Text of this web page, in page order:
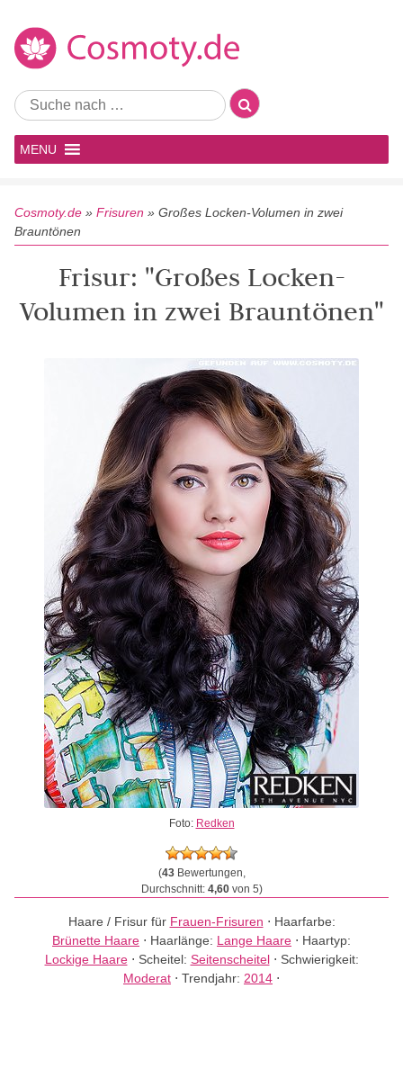
MENU
Cosmoty.de » Frisuren » Großes Locken-Volumen in zwei
Brauntönen
Frisur: "Großes Locken-
Volumen in zwei Brauntönen"
Foto: Redken
(43Bewertungen,
Durchschnitt: 4,60von 5)
Haare / Frisur für Frauen-Frisuren ⋅ Haarfarbe:
Brünette Haare ⋅ Haarlänge: Lange Haare ⋅ Haartyp:
Lockige Haare⋅ Scheitel: Seitenscheitel⋅ Schwierigkeit:
Moderat ⋅ Trendjahr: 2014 ⋅